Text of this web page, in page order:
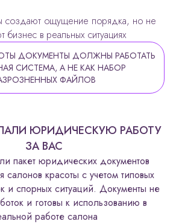
создают ощущение порядка, но не
бизнес в реальных ситуациях
ДОКУМЕНТЫ ДОЛЖНЫ РАБОТАТЬ
СИСТЕМА, А НЕ КАК НАБОР
ФАЙЛОВ
ЮРИДИЧЕСКУЮ РАБОТУ
ЗА ВАС
пакет юридических документов
салонов красоты с учетом типовых
и спорных ситуаций. Документы не
и готовы к использованию в
работе салона